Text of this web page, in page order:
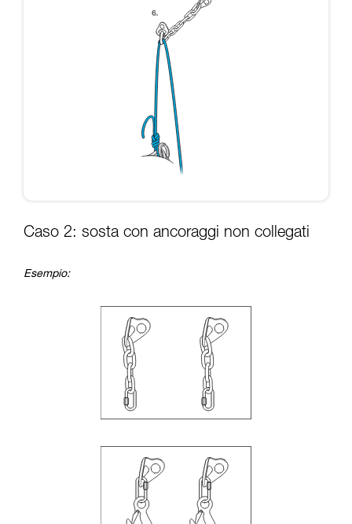
Caso 2: sosta con ancoraggi non collegati
Esempio: